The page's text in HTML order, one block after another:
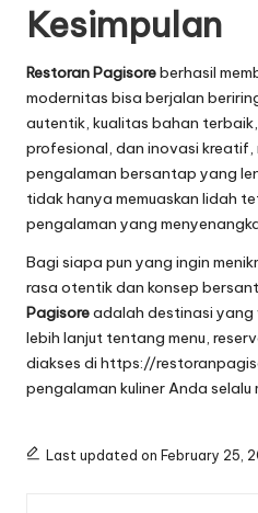
Kesimpulan
Restoran Pagisoreberhasil
modernitas bisa berjalan
autentik, kualitas bahan
profesional, dan inovasi kreatif,
pengalaman bersantap yang
tidak hanya memuaskan lidah
pengalaman yang
Bagi siapa pun yang ingin
rasa otentik dan konsep
Pagisoreadalah destinasi yang
lebih lanjut tentang menu,
diakses di https://
pengalaman kuliner Anda selalu
Last updated on February 25,